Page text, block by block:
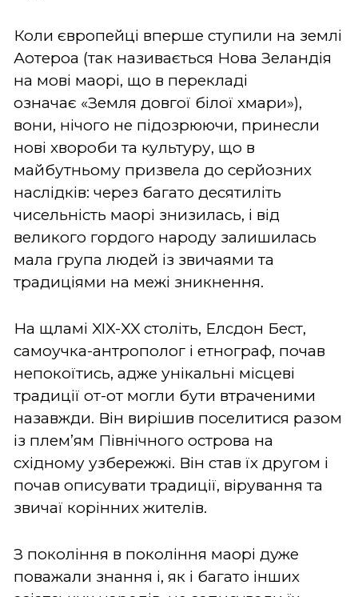
Коли європейці вперше ступили на землі
Аотероа (так називається Нова Зеландія
на мові маорі, що в перекладі
означає «Земля довгої білої хмари»),
вони, нічого не підозрюючи, принесли
нові хвороби та культуру, що в
майбутньому призвела до серйозних
наслідків: через багато десятиліть
чисельність маорі знизилась, і від
великого гордого народу залишилась
мала група людей із звичаями та
традиціями на межі зникнення.
На щламі XIX-XX століть, Елсдон Бест,
самоучка-антрополог і етнограф, почав
непокоїтись, адже унікальні місцеві
традиції от-от могли бути втраченими
назавжди. Він вирішив поселитися разом
із плем’ям Північного острова на
східному узбережжі. Він став їх другом і
почав описувати традиції, вірування та
звичаї корінних жителів.
З покоління в покоління маорі дуже
поважали знання і, як і багато інших